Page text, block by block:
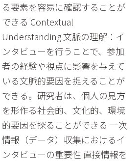
る要素を容易に確認することが
できる Contextual
Understanding 文脈の理解：イ
ンタビューを行うことで、参加
者の経験や視点に影響を与えて
いる文脈的要因を捉えることが
できる。研究者は、個人の見方
を形作る社会的、文化的、環境
的要因を探ることができる 一次
情報（データ）収集におけるイ
ンタビューの重要性 直接情報を